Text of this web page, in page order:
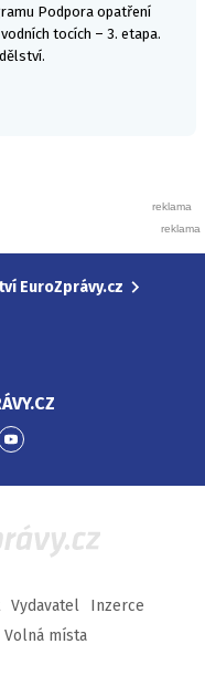
Podpora opatření
tocích – 3. etapa.
EuroZprávy.cz
Přejít
YouTube
Vydavatel
Inzerce
Volná místa